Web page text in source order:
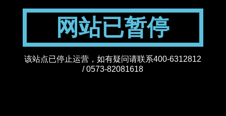
网站已暂停
该站点已停止运营，如有疑问请联系400-6312812
/ 0573-82081618